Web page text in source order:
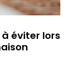
éviter lors